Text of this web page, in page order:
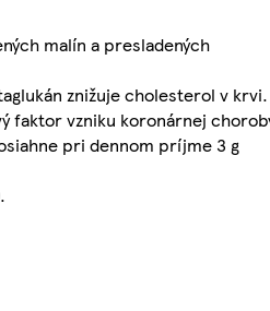
malín a presladených
znižuje cholesterol v krvi.
faktor vzniku koronárnej
pri dennom príjme 3 g